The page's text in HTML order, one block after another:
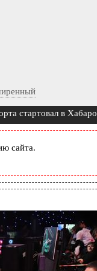
стартовал в
сайта.